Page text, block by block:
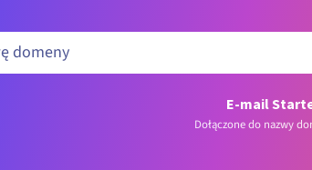
E-mail
Dołączone do nazwy